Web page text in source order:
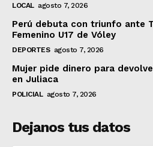
LOCAL agosto 7, 2026
Perú debuta con triunfo ante
Femenino U17 de Vóley
DEPORTES agosto 7, 2026
Mujer pide dinero para
en Juliaca
POLICIAL agosto 7, 2026
Dejanos tus datos